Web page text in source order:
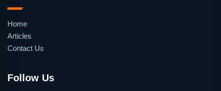
Home
Articles
Contact Us
Follow Us